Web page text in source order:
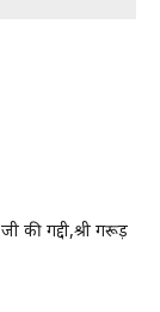
की गद्दी,श्री गरूड़